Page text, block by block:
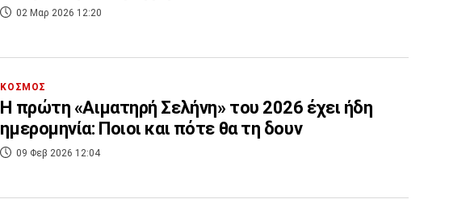
02 Μαρ 2026 12:20
ΚΟΣΜΟΣ
Η πρώτη «Αιματηρή Σελήνη» του 2026 έχει ήδη
ημερομηνία: Ποιοι και πότε θα τη δουν
09 Φεβ 2026 12:04